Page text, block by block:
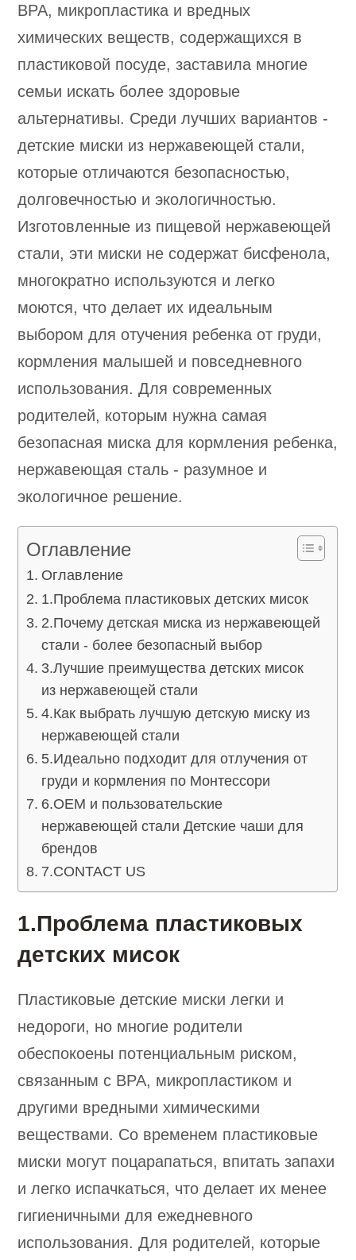
BPA, микропластика и вредных
химических веществ, содержащихся в
пластиковой посуде, заставила многие
семьи искать более здоровые
альтернативы. Среди лучших вариантов -
детские миски из нержавеющей стали,
которые отличаются безопасностью,
долговечностью и экологичностью.
Изготовленные из пищевой нержавеющей
стали, эти миски не содержат бисфенола,
многократно используются и легко
моются, что делает их идеальным
выбором для отучения ребенка от груди,
кормления малышей и повседневного
использования. Для современных
родителей, которым нужна самая
безопасная миска для кормления ребенка,
нержавеющая сталь - разумное и
экологичное решение.
Оглавление
Оглавление
1.Проблема пластиковых детских мисок
2.Почему детская миска из нержавеющей
стали - более безопасный выбор
3.Лучшие преимущества детских мисок
из нержавеющей стали
4.Как выбрать лучшую детскую миску из
нержавеющей стали
5.Идеально подходит для отлучения от
груди и кормления по Монтессори
6.OEM и пользовательские
нержавеющей стали Детские чаши для
брендов
7.CONTACT US
1.Проблема пластиковых
детских мисок
Пластиковые детские миски легки и
недороги, но многие родители
обеспокоены потенциальным риском,
связанным с BPA, микропластиком и
другими вредными химическими
веществами. Со временем пластиковые
миски могут поцарапаться, впитать запахи
и легко испачкаться, что делает их менее
гигиеничными для ежедневного
использования. Для родителей, которые